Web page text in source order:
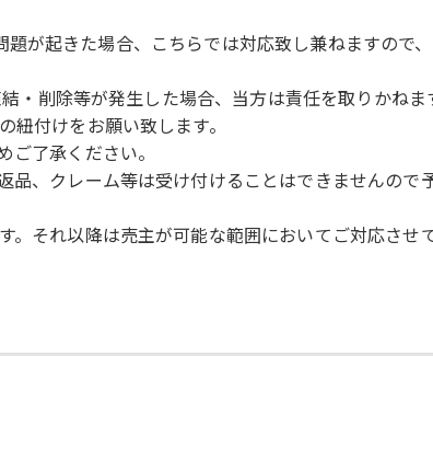
が起きた場合、こちらでは対応致し兼ねますので
削除等が発生した場合、当方は責任を取りかねま
付けをお願い致します。
了承ください。
、クレーム等は受け付けることはできませんので
それ以降は売主が可能な範囲においてご対応させ